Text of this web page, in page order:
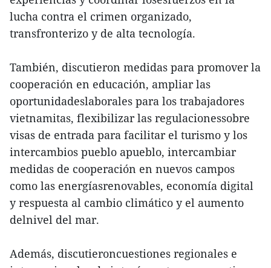
lucha contra el crimen organizado,
transfronterizo y de alta tecnología.
También, discutieron medidas para promover la
cooperación en educación, ampliar las
oportunidadeslaborales para los trabajadores
vietnamitas, flexibilizar las regulacionessobre
visas de entrada para facilitar el turismo y los
intercambios pueblo apueblo, intercambiar
medidas de cooperación en nuevos campos
como las energíasrenovables, economía digital
y respuesta al cambio climático y el aumento
delnivel del mar.
Además, discutieroncuestiones regionales e